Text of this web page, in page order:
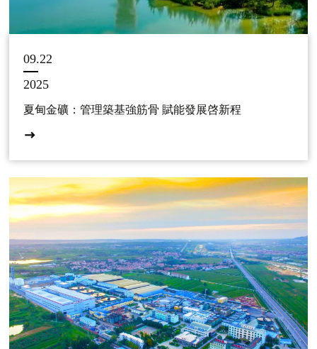
09.22
2025
夏甸金礦：管理築基強筋骨 賦能發展啓新程